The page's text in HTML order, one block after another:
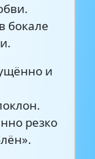
бокале
и
резко